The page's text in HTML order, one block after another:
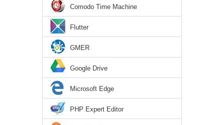
Comodo Time Machine
Flutter
GMER
Google Drive
Microsoft Edge
PHP Expert Editor